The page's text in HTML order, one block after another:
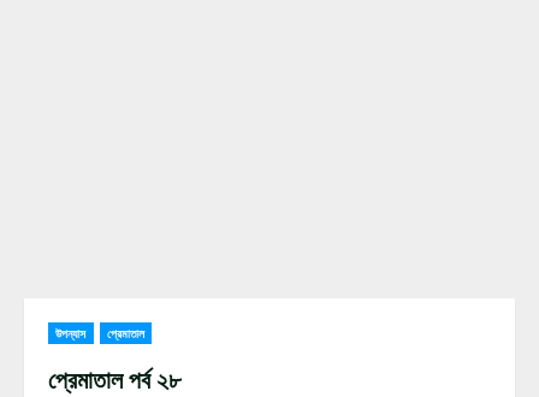
উপন্যাস প্রেমাতাল
প্রেমাতাল পর্ব ২৮